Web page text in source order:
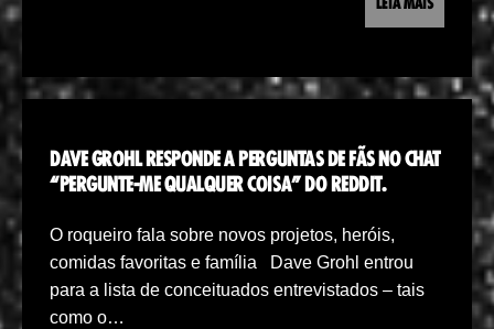
LEIA MAIS
DAVE GROHL RESPONDE A PERGUNTAS DE FÃS NO CHAT
“PERGUNTE-ME QUALQUER COISA” DO REDDIT.
O roqueiro fala sobre novos projetos, heróis,
comidas favoritas e família Dave Grohl entrou
para a lista de conceituados entrevistados – tais
como o…